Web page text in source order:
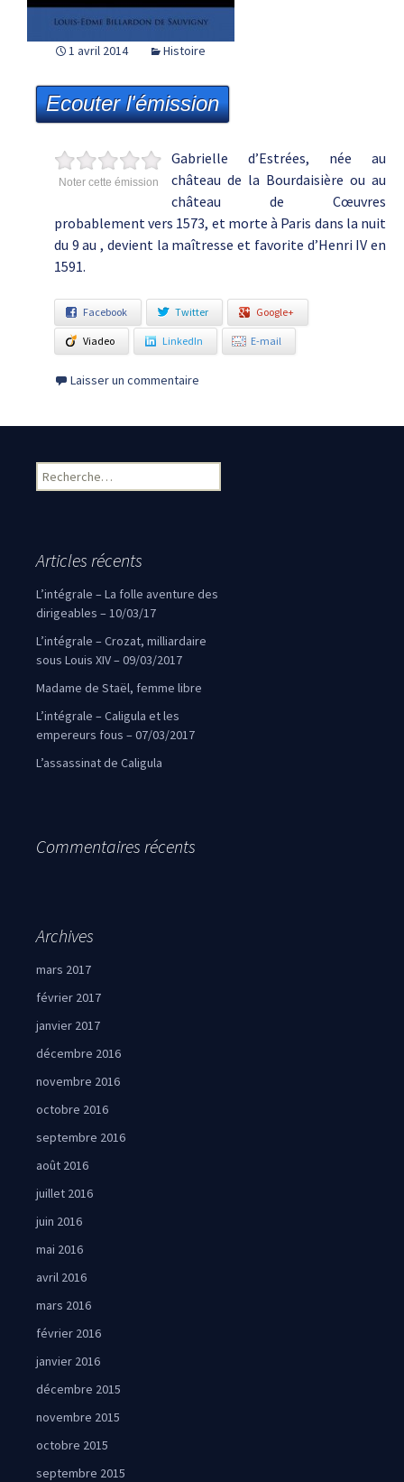
1 avril 2014 Histoire
Ecouter l'émission
Noter cette émission
Gabrielle d’Estrées, née au
château de la Bourdaisière ou au
château de Cœuvres
probablement vers 1573, et morte à Paris dans la nuit
du 9 au , devient la maîtresse et favorite d’Henri IV en
1591.
Facebook Twitter Google+
Viadeo LinkedIn E-mail
Laisser un commentaire
Rechercher :
Articles récents
L’intégrale – La folle aventure des
dirigeables – 10/03/17
L’intégrale – Crozat, milliardaire
sous Louis XIV – 09/03/2017
Madame de Staël, femme libre
L’intégrale – Caligula et les
empereurs fous – 07/03/2017
L’assassinat de Caligula
Commentaires récents
Archives
mars 2017
février 2017
janvier 2017
décembre 2016
novembre 2016
octobre 2016
septembre 2016
août 2016
juillet 2016
juin 2016
mai 2016
avril 2016
mars 2016
février 2016
janvier 2016
décembre 2015
novembre 2015
octobre 2015
septembre 2015